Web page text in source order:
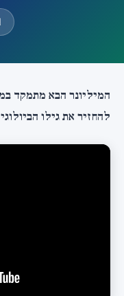
המיליונר הבא מתמקד
להחזיר את גילו